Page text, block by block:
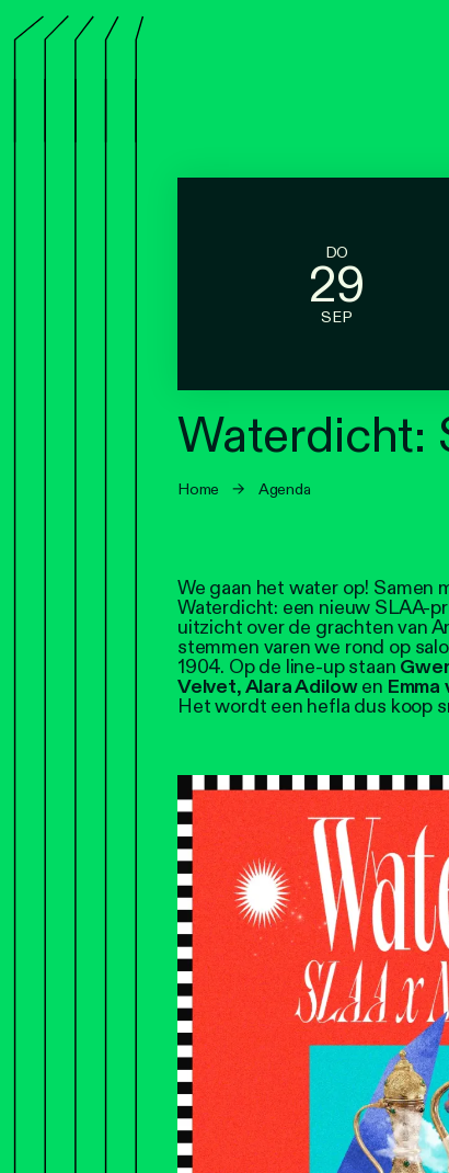
DO
29
SEP
Waterdicht:
Home → Agenda
We gaan het water op! Samen
Waterdicht: een nieuw SLAA-
uitzicht over de grachten van
stemmen varen we rond op
1904. Op de line-up staan
Velvet,Alara Adilowen Emma
Het wordt een hefla dus koop